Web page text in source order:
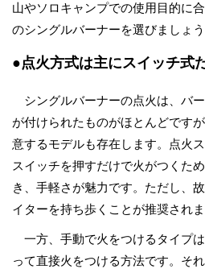
山やソロキャンプでの使用目的に
のシングルバーナーを選びましょう
●点火方式は主にスイッチ式
シングルバーナーの点火は、バ
が付けられたものがほとんどです
意するモデルも存在します。点火
スイッチを押すだけで火がつくた
き、手軽さが魅力です。ただし、
イターを持ち歩くことが推奨されま
一方、手動で火をつけるタイプ
って直接火をつける方法です。そ